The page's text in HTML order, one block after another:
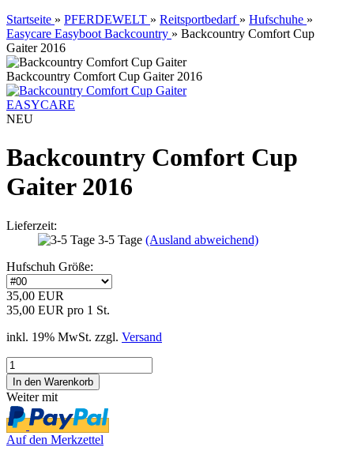
Startseite » PFERDEWELT » Reitsportbedarf » Hufschuhe »
Easycare Easyboot Backcountry » Backcountry Comfort Cup
Gaiter 2016
Backcountry Comfort Cup Gaiter 2016
EASYCARE
NEU
Backcountry Comfort Cup
Gaiter 2016
Lieferzeit:
3-5 Tage (Ausland abweichend)
Hufschuh Größe:
35,00 EUR
35,00 EUR pro 1 St.
inkl. 19% MwSt. zzgl. Versand
Weiter mit
Auf den Merkzettel